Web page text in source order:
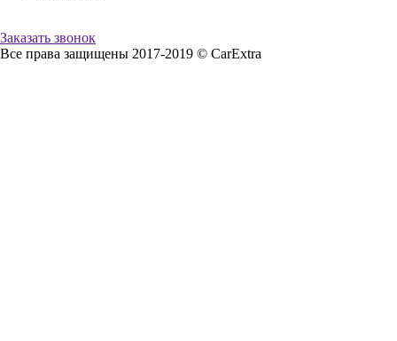
Заказать звонок
Все права защищены 2017-2019 © CarExtra